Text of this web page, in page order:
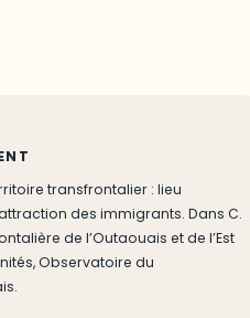
transfrontalier : lieu
des immigrants. Dans C.
de l’Outaouais et de l’Est
Observatoire du